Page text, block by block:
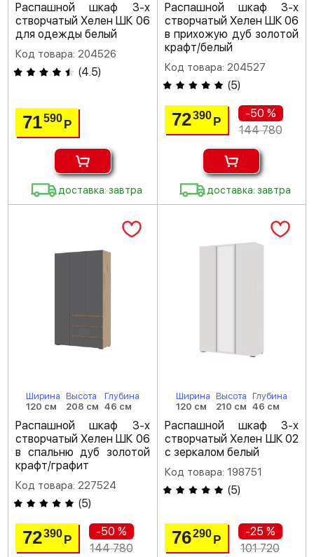
Распашной шкаф 3-х
створчатый Хелен ШК 06
для одежды белый
Код товара: 204526
(4.5)
71590Р
доставка: завтра
Распашной шкаф 3-х
створчатый Хелен ШК 06
в прихожую дуб золотой
крафт/белый
Код товара: 204527
(5)
72390 Р
-50 %
144 780
доставка: завтра
Ширина
120 см
Высота
208 см
Глубина
46 см
Распашной шкаф 3-х
створчатый Хелен ШК 06
в спальню дуб золотой
крафт/графит
Код товара: 227524
(5)
72390Р
-50 %
144 780
Ширина
120 см
Высота
210 см
Глубина
46 см
Распашной шкаф 3-х
створчатый Хелен ШК 02
с зеркалом белый
Код товара: 198751
(5)
76290 Р
-25 %
101 720